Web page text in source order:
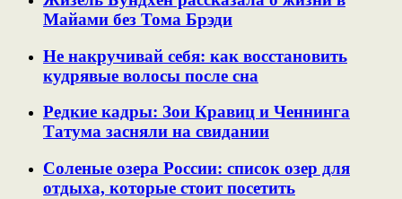
Майами без Тома Брэди
Не накручивай себя: как восстановить
кудрявые волосы после сна
Редкие кадры: Зои Кравиц и Ченнинга
Татума засняли на свидании
Соленые озера России: список озер для
отдыха, которые стоит посетить